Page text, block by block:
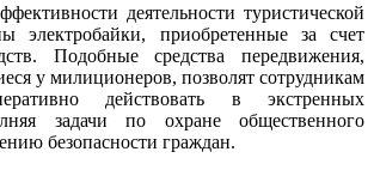
деятельности туристической
электробайки, приобретенные за счет
Подобные средства передвижения,
у милиционеров, позволят сотрудникам
действовать в экстренных
задачи по охране общественного
безопасности граждан.